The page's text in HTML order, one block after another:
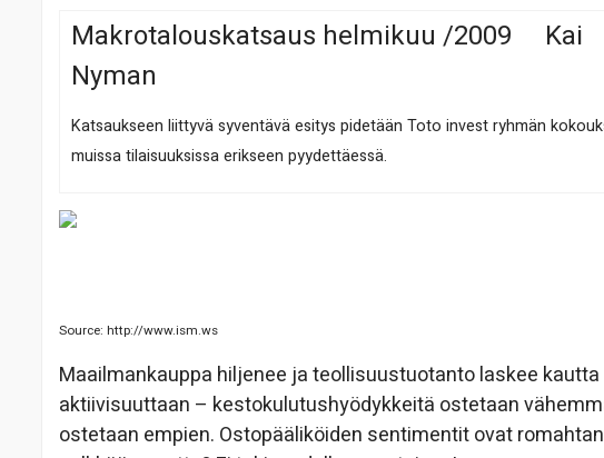
Makrotalouskatsaus helmikuu /2009 Kai
Nyman
Katsaukseen liittyvä syventävä esitys pidetään Toto invest ryhmän
muissa tilaisuuksissa erikseen pyydettäessä.
Source: http://www.ism.ws
Maailmankauppa hiljenee ja teollisuustuotanto laskee
aktiivisuuttaan – kestokulutushyödykkeitä ostetaan
ostetaan empien. Ostopääliköiden sentimentit ovat